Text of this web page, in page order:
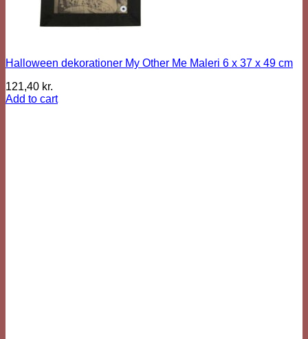
Halloween dekorationer My Other Me Maleri 6 x 37 x 49 cm
121,40 kr.
Add to cart